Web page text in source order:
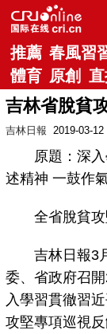
推薦 春風習
體育 原創
吉林省脫貧
吉林日報 2019-03-
原題：深入
述精神 一鼓作
全省脫貧攻
吉林日報3月
委、省政府召
入學習貫徹習
攻堅專項巡視